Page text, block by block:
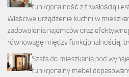
funkcjonalność z trwałością i
Właściwe urządzenie kuchni w
zadowolenia najemców oraz
równowagę między funkcjonalnością,
Szafa do mieszkania pod
funkcjonalny mebel